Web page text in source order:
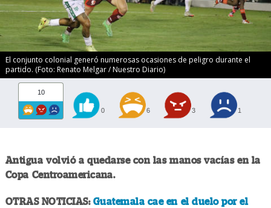
El conjunto colonial generó numerosas ocasiones de peligro durante el
partido. (Foto: Renato Melgar / Nuestro Diario)
10
0 6 3 1
Antigua volvió a quedarse con las manos vacías en la
Copa Centroamericana.
OTRAS NOTICIAS: Guatemala cae en el duelo por el